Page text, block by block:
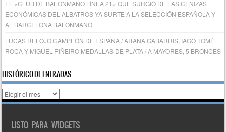
EL «CLUB DE BALONMANO LÍNEA 21» QUE SURGIÓ DE LAS CENIZAS
ECONÓMICAS DEL ALBATROS YA SURTE A LA SELECCIÓN ESPAÑOLA Y
AL BARCELONA BALONMANO
LUCAS REFOJO CAMPEÓN DE ESPAÑA / AITANA GABARRIS, IAGO TOMÉ
ROCA Y MIGUEL PIÑEIRO MEDALLAS DE PLATA / A MAYORES, 5 BRONCES
HISTÓRICO DE ENTRADAS
Histórico
de
LISTO PARA WIDGETS